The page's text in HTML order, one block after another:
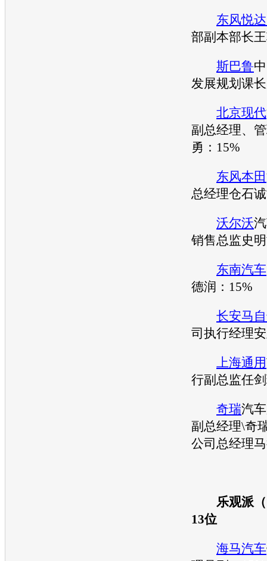
东风悦
部副本部长
斯巴鲁
发展规划课
北京现代
副总经理、
勇：15%
东风本田
总经理仓石
沃尔沃
销售总监史
东南汽车
德润：15%
长安马
司执行经理
上海通用
行副总监任
奇瑞汽车
副总经理\奇
公司总经理
乐观派（
13位
海马汽车